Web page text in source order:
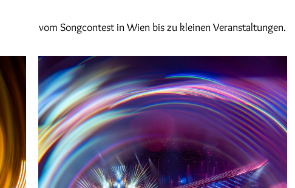
vom Songcontest in Wien bis zu kleinen Veranstaltungen.